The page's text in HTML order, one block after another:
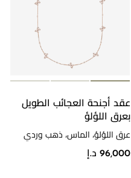
عقد أجنحة العجائب الطويل
بعرق اللؤلؤ
عرق اللؤلؤ، الماس، ذهب وردي
96,000 د.إ